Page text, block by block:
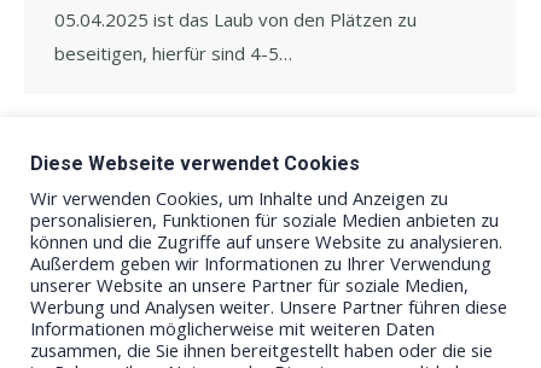
05.04.2025 ist das Laub von den Plätzen zu
beseitigen, hierfür sind 4-5…
2
Diese Webseite verwendet Cookies
Wir verwenden Cookies, um Inhalte und Anzeigen zu
personalisieren, Funktionen für soziale Medien anbieten zu
können und die Zugriffe auf unsere Website zu analysieren.
Außerdem geben wir Informationen zu Ihrer Verwendung
unserer Website an unsere Partner für soziale Medien,
Werbung und Analysen weiter. Unsere Partner führen diese
Informationen möglicherweise mit weiteren Daten
zusammen, die Sie ihnen bereitgestellt haben oder die sie